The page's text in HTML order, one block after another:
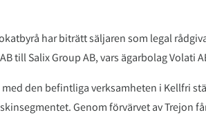
har biträtt säljaren som legal
till Salix Group AB, vars ägarbolag Volati
den befintliga verksamheten i Kellfri
Genom förvärvet av Trejon